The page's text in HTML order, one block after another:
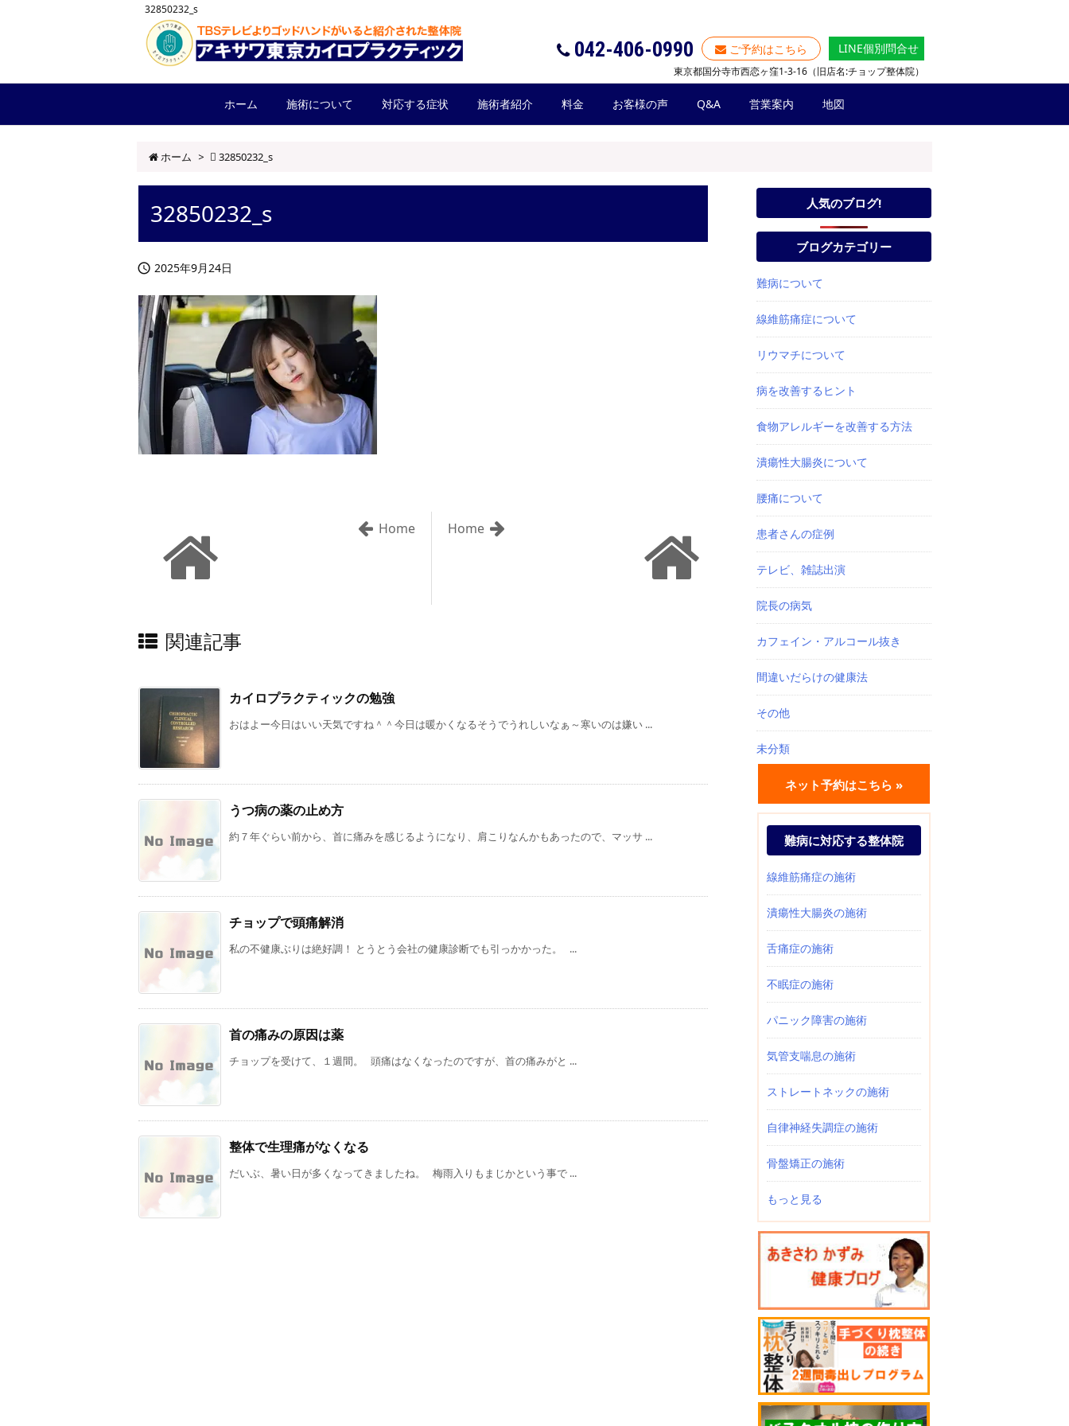
32850232_s
042-406-0990 ご予約はこちら LINE個別問合せ
東京都国分寺市西恋ヶ窪1-3-16（旧店名:チョップ整体院）
ホーム 施術について 対応する症状 施術者紹介 料金 お客様の声 Q&A 営業案内 地図
ホーム > 32850232_s
32850232_s
 2025年9月24日
Home
Home
関連記事
カイロプラクティックの勉強
おはよー今日はいい天気ですね＾＾今日は暖かくなるそうでうれしいなぁ～寒いのは嫌い ...
うつ病の薬の止め方
約７年ぐらい前から、首に痛みを感じるようになり、肩こりなんかもあったので、マッサ ...
チョップで頭痛解消
私の不健康ぶりは絶好調！ とうとう会社の健康診断でも引っかかった。 ...
首の痛みの原因は薬
チョップを受けて、１週間。 頭痛はなくなったのですが、首の痛みがと ...
整体で生理痛がなくなる
だいぶ、暑い日が多くなってきましたね。 梅雨入りもまじかという事で ...
人気のブログ!
ブログカテゴリー
難病について
線維筋痛症について
リウマチについて
病を改善するヒント
食物アレルギーを改善する方法
潰瘍性大腸炎について
腰痛について
患者さんの症例
テレビ、雑誌出演
院長の病気
カフェイン・アルコール抜き
間違いだらけの健康法
その他
未分類
ネット予約はこちら »
難病に対応する整体院
線維筋痛症の施術
潰瘍性大腸炎の施術
舌痛症の施術
不眠症の施術
パニック障害の施術
気管支喘息の施術
ストレートネックの施術
自律神経失調症の施術
骨盤矯正の施術
もっと見る